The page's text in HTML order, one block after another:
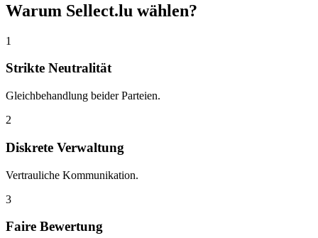
Warum Sellect.lu wählen?
1
Strikte Neutralität
Gleichbehandlung beider Parteien.
2
Diskrete Verwaltung
Vertrauliche Kommunikation.
3
Faire Bewertung